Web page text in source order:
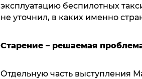
эксплуатацию беспилотных
не уточнил, в каких именно
Старение – решаемая
Отдельную часть выступления